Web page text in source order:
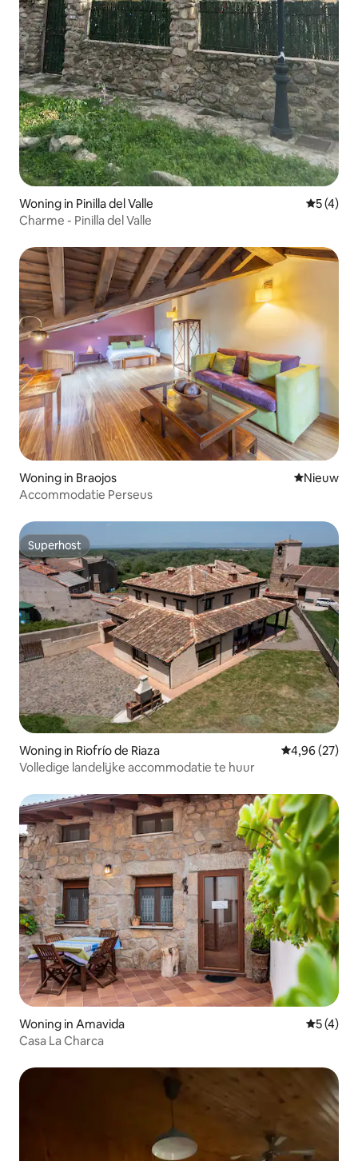
Woning in Pinilla del Valle
5 (4)
Charme - Pinilla del Valle
Woning in Braojos Nieuwe
Nieuw
Accommodatie Perseus
Superhost
Superhost
Woning in Riofrío de Riaza Gemiddelde
4,96 (27)
Volledige landelijke accommodatie te huur
Woning in Amavida
5 (4)
Casa La Charca